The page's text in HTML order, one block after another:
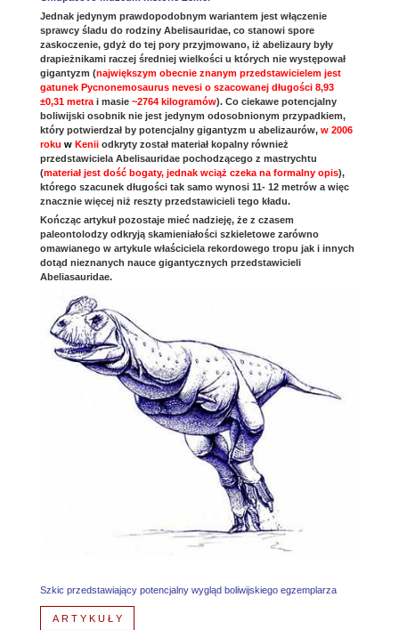
Jednak jedynym prawdopodobnym wariantem jest włączenie
sprawcy śladu do rodziny Abelisauridae, co stanowi spore
zaskoczenie, gdyż do tej pory przyjmowano, iż abelizaury były
drapieżnikami raczej średniej wielkości u których nie występował
gigantyzm (największym obecnie znanym przedstawicielem jest
gatunek Pycnonemosaurus nevesi o szacowanej długości 8,93
±0,31 metrai masie ~2764 kilogramów). Co ciekawe potencjalny
boliwijski osobnik nie jest jedynym odosobnionym przypadkiem,
który potwierdzał by potencjalny gigantyzm u abelizaurów, w 2006
roku wKeniiodkryty został materiał kopalny również
przedstawiciela Abelisauridae pochodzącego z mastrychtu
(materiał jest dość bogaty, jednak wciąż czeka na formalny opis),
którego szacunek długości tak samo wynosi 11- 12 metrów a więc
znacznie więcej niż reszty przedstawicieli tego kładu.
Kończąc artykuł pozostaje mieć nadzieję, że z czasem
paleontolodzy odkryją skamieniałości szkieletowe zarówno
omawianego w artykule właściciela rekordowego tropu jak i innych
dotąd nieznanych nauce gigantycznych przedstawicieli
Abeliasauridae.
Szkic przedstawiający potencjalny wygląd boliwijskiego egzemplarza
ARTYKUŁY